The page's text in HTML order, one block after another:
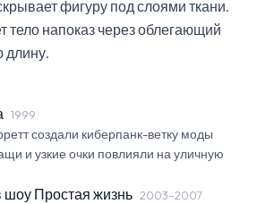
фигуру под слоями ткани.
тело напоказ через облегающий
длину.
1999
создали киберпанк-ветку моды
и узкие очки повлияли на уличную
шоу Простая жизнь 2003–2007